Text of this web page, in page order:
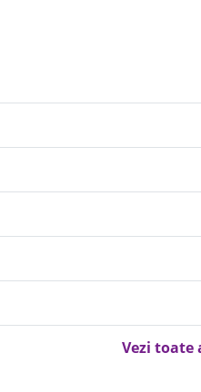
Vezi toate